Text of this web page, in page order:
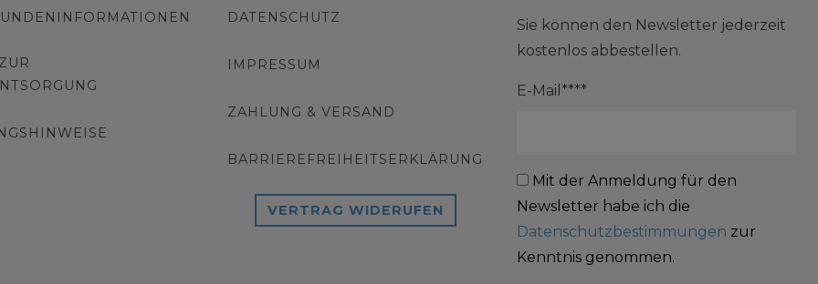
DATENSCHUTZ
IMPRESSUM
ZAHLUNG & VERSAND
BARRIEREFREIHEITSERKLÄRUNG
VERTRAG WIDERUFEN
Sie können den Newsletter jederzeit
kostenlos abbestellen.
E-Mail****
Mit der Anmeldung für den
Newsletter habe ich die
Datenschutzbestimmungen zur
Kenntnis genommen.